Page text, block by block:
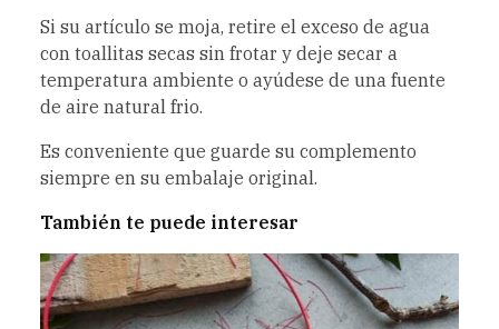
Si su artículo se moja, retire el exceso de agua
con toallitas secas sin frotar y deje secar a
temperatura ambiente o ayúdese de una fuente
de aire natural frio.
Es conveniente que guarde su complemento
siempre en su embalaje original.
También te puede interesar